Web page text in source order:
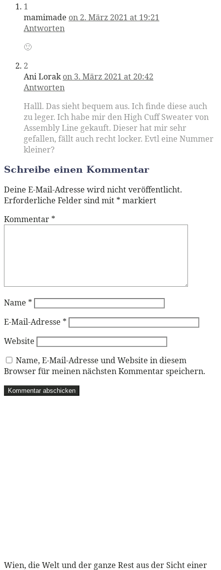
1
mamimade on 2. März 2021 at 19:21
Antworten
🙂
2
Ani Lorak on 3. März 2021 at 20:42
Antworten
Halll. Das sieht bequem aus. Ich finde diese auch
zu leger. Ich habe mir den High Cuff Sweater von
Assembly Line gekauft. Dieser hat mir sehr
gefallen, fällt auch recht locker. Evtl eine Nummer
kleiner?
Schreibe einen Kommentar
Deine E-Mail-Adresse wird nicht veröffentlicht.
Erforderliche Felder sind mit * markiert
Kommentar *
Name *
E-Mail-Adresse *
Website
Name, E-Mail-Adresse und Website in diesem
Browser für meinen nächsten Kommentar speichern.
Wien, die Welt und der ganze Rest aus der Sicht einer